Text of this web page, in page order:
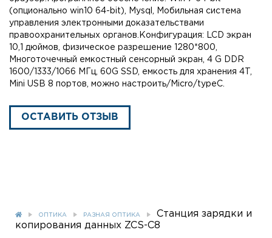
(опционально win10 64-bit), Mysql, Мобильная система
управления электронными доказательствами
правоохранительных органов.Конфигурация: LCD экран
10,1 дюймов, физическое разрешение 1280*800,
Многоточечный емкостный сенсорный экран, 4 G DDR
1600/1333/1066 МГц, 60G SSD, емкость для хранения 4T,
Mini USB 8 портов, можно настроить/Micro/typeC.
ОСТАВИТЬ ОТЗЫВ
ОПТИКА РАЗНАЯ ОПТИКА
Станция зарядки и
копирования данных ZCS-C8